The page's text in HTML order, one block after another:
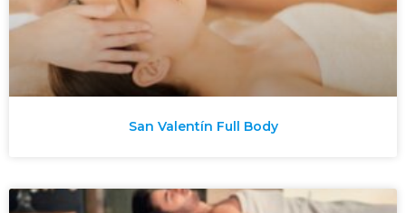
San Valentín Full Body